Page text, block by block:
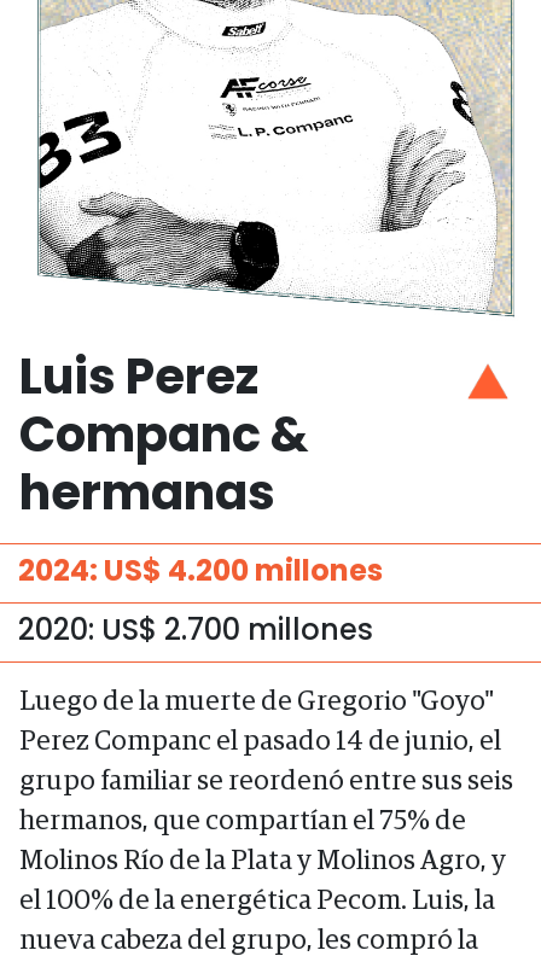
Luis Perez
Companc &
hermanas
2024: US$ 4.200 millones
2020: US$ 2.700 millones
Luego de la muerte de Gregorio "Goyo"
Perez Companc el pasado 14 de junio, el
grupo familiar se reordenó entre sus seis
hermanos, que compartían el 75% de
Molinos Río de la Plata y Molinos Agro, y
el 100% de la energética Pecom. Luis, la
nueva cabeza del grupo, les compró la